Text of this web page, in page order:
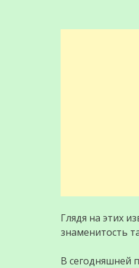
Глядя на этих
знаменитость
В сегодняшней